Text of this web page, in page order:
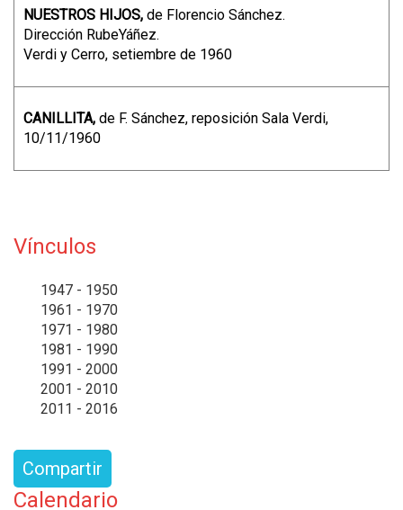
NUESTROS HIJOS, de Florencio Sánchez.
Dirección RubeYáñez.
Verdi y Cerro, setiembre de 1960
CANILLITA, de F. Sánchez, reposición Sala Verdi,
10/11/1960
Vínculos
1947 - 1950
1961 - 1970
1971 - 1980
1981 - 1990
1991 - 2000
2001 - 2010
2011 - 2016
Compartir
Calendario